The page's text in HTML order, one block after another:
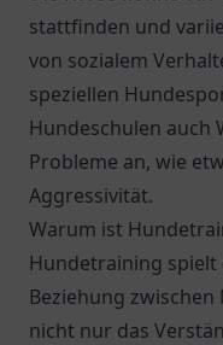
stattfinden und
von sozialem
speziellen
Hundeschulen auch
Probleme an, wie
Aggressivität.
Warum ist
Hundetraining spielt
Beziehung
nicht nur das